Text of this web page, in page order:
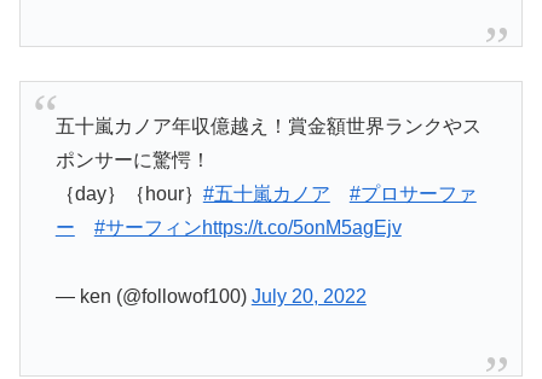
五十嵐カノア年収億越え！賞金額世界ランクやス
ポンサーに驚愕！
｛day｝｛hour｝ #五十嵐カノア
#プロサーファ
ー
#サーフィンhttps://t.co/5onM5agEjv
— ken (@followof100) July 20, 2022